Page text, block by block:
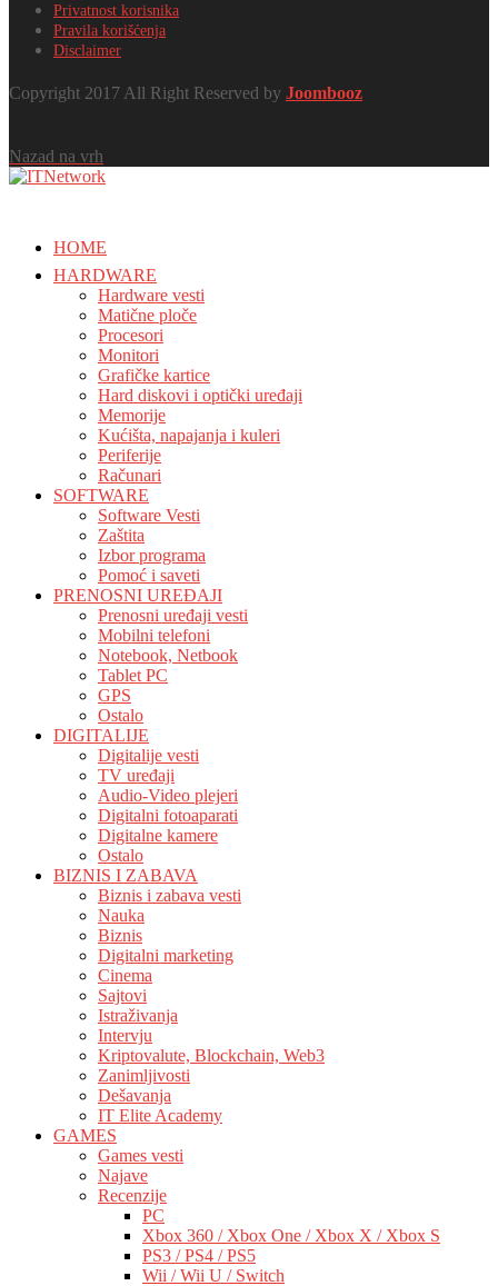
Privatnost korisnika
Pravila korišćenja
Disclaimer
Copyright 2017 All Right Reserved by Joombooz
Nazad na vrh
HOME
HARDWARE
Hardware vesti
Matične ploče
Procesori
Monitori
Grafičke kartice
Hard diskovi i optički uređaji
Memorije
Kućišta, napajanja i kuleri
Periferije
Računari
SOFTWARE
Software Vesti
Zaštita
Izbor programa
Pomoć i saveti
PRENOSNI UREĐAJI
Prenosni uređaji vesti
Mobilni telefoni
Notebook, Netbook
Tablet PC
GPS
Ostalo
DIGITALIJE
Digitalije vesti
TV uređaji
Audio-Video plejeri
Digitalni fotoaparati
Digitalne kamere
Ostalo
BIZNIS I ZABAVA
Biznis i zabava vesti
Nauka
Biznis
Digitalni marketing
Cinema
Sajtovi
Istraživanja
Intervju
Kriptovalute, Blockchain, Web3
Zanimljivosti
Dešavanja
IT Elite Academy
GAMES
Games vesti
Najave
Recenzije
PC
Xbox 360 / Xbox One / Xbox X / Xbox S
PS3 / PS4 / PS5
Wii / Wii U / Switch